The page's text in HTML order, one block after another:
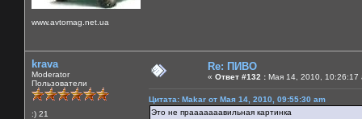
www.avtomag.net.ua
krava
Moderator
Пользователи
:) 21
Re: ПИВО
« Ответ #132 : Мая 14, 2010, 10:26:17
Цитата: Makar от Мая 14, 2010, 09:55:30 am
Это не прааааааавильная картинка